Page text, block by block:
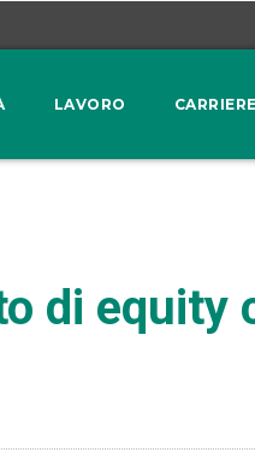
LAVORO CARRIERE
di equity